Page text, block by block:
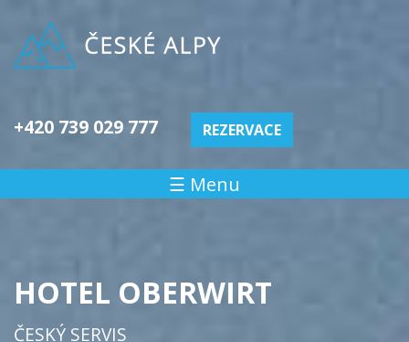
+420 739 029 777 REZERVACE
☰ Menu
HOTEL OBERWIRT
ČESKÝ SERVIS